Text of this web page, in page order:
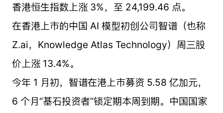
香港恒生指数上涨 3%，至 24,199.46 点。
在香港上市的中国 AI 模型初创公司智谱（也称
Z.ai，Knowledge Atlas Technology）周三股
价上涨 13.4%。
今年 1 月初，智谱在港上市募资 5.58 亿加元，
6 个月“基石投资者”锁定期本周到期。中国国家